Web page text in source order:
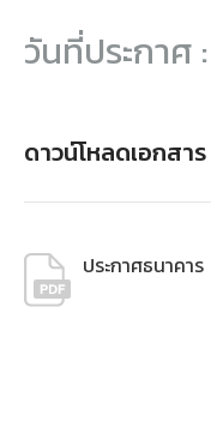
วันที่ประกาศ :
ดาวน์โหลดเอกสาร
ประกาศธนาคาร